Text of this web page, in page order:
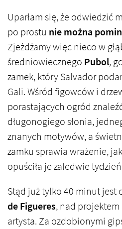
Uparłam się, że odwiedzić
po prostu nie można
Zjeżdżamy więc nieco w
średniowiecznego Pubol,
zamek, który Salvador
Gali. Wśród figowców i
porastających ogród
długonogiego słonia,
znanych motywów, a
zamku sprawia wrażenie,
opuściła je zaledwie
Stąd już tylko 40 minut jest
de Figueres, nad projektem
artysta. Za ozdobionymi